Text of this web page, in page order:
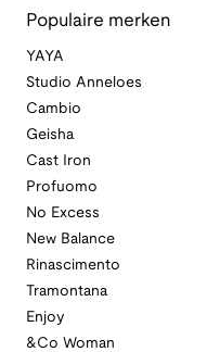
Populaire merken
YAYA
Studio Anneloes
Cambio
Geisha
Cast Iron
Profuomo
No Excess
New Balance
Rinascimento
Tramontana
Enjoy
&Co Woman